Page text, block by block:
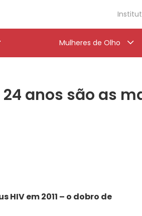
Mulheres de Olho
24 anos são as
em 2011 – o dobro de